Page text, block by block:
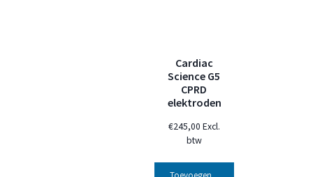
Cardiac
Science G5
CPRD
elektroden
€245,00 Excl.
btw